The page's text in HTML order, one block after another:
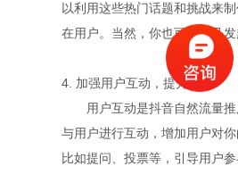
以利用这些热门话题和挑战来
在用户。当然，你也可以自己
4. 加强用户互动，提升粘性
用户互动是抖音自然流量
与用户进行互动，增加用户对
比如提问、投票等，引导用户